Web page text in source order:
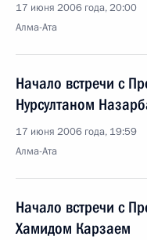
17 июня 2006 года, 20:00
Алма-Ата
Начало встречи с
Нурсултаном
17 июня 2006 года, 19:59
Алма-Ата
Начало встречи с
Хамидом Карзаем